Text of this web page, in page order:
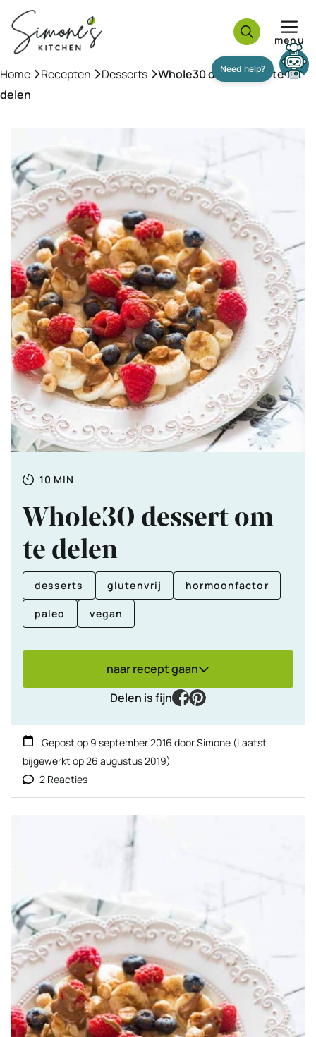
naar
inhoud
menu
Home »Recepten »Desserts »Whole30 dessert om te
delen
Totale
10 MINUTEN
MIN
Whole30 dessert om
te delen
desserts glutenvrij hormoonfactor
paleo vegan
naar recept gaan
Delen is fijn
facebook
pinterest
Gepost op 9 september 2016 doorSimone (Laatst
bijgewerkt op26 augustus 2019)
2 Reacties